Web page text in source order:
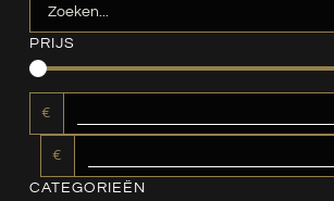
PRIJS
€
€
CATEGORIEËN